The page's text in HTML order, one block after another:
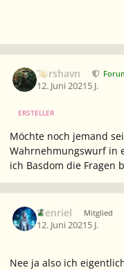
Torshavn
12. Juni 20215 J.
ERSTELLER
Möchte noch jemand
Wahrnehmungswurf in
ich Basdom die Fragen
Elenriel Mitglied
12. Juni 20215 J.
Nee ja also ich